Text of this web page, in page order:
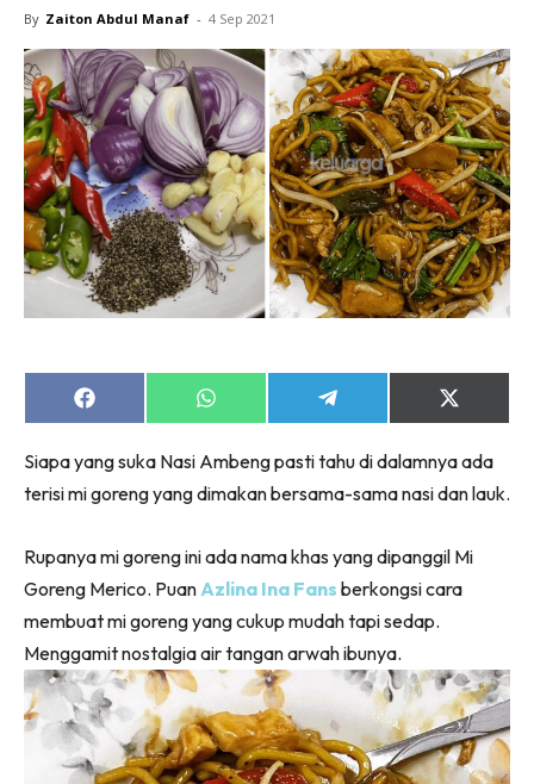
By Zaiton Abdul Manaf - 4 Sep 2021
Share
on
Share
on
Share
on
Share
on
(Twitter)
Siapa yang suka Nasi Ambeng pasti tahu di dalamnya ada
terisi mi goreng yang dimakan bersama-sama nasi dan lauk.
Rupanya mi goreng ini ada nama khas yang dipanggil Mi
Goreng Merico. Puan Azlina Ina Fans berkongsi cara
membuat mi goreng yang cukup mudah tapi sedap.
Menggamit nostalgia air tangan arwah ibunya.